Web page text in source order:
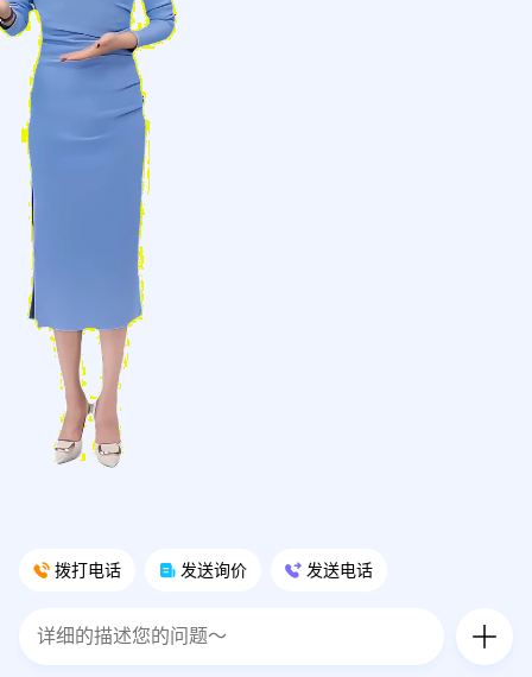
拨打电话 发送询价 发送电话